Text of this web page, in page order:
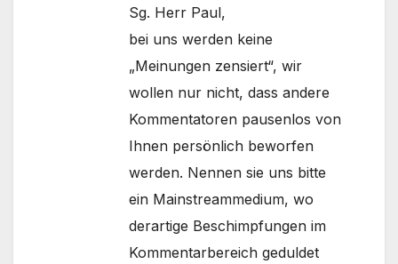
Sg. Herr Paul,
bei uns werden keine
„Meinungen zensiert“, wir
wollen nur nicht, dass andere
Kommentatoren pausenlos von
Ihnen persönlich beworfen
werden. Nennen sie uns bitte
ein Mainstreammedium, wo
derartige Beschimpfungen im
Kommentarbereich geduldet